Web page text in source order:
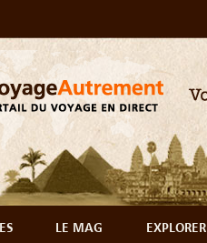
LE MAG EXPLORER